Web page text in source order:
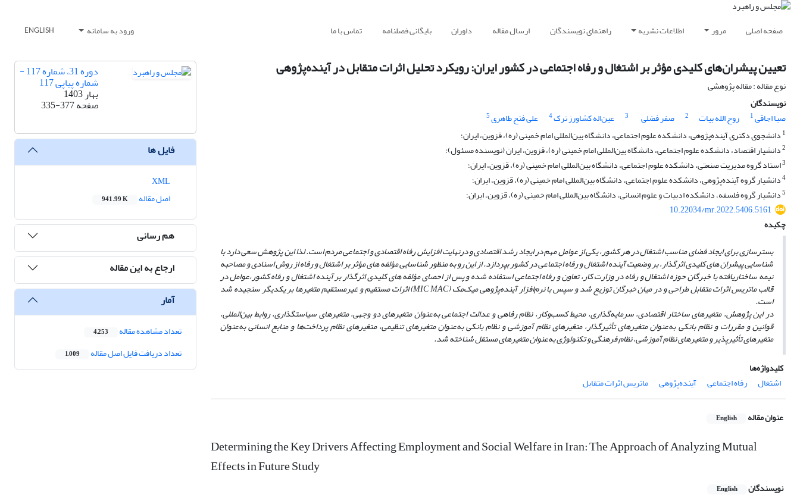
صفحه اصلی مرور اطلاعات نشریه راهنمای نویسندگان ارسال مقاله داوران بایگانی فصلنامه تماس با ما ورود به سامانه ENGLISH
تعیین پیشران‌های کلیدی مؤثر بر اشتغال و رفاه اجتماعی در کشور ایران: رویکرد تحلیل اثرات متقابل در آینده‌پژوهی
نوع مقاله : مقاله پژوهشی
نویسندگان
صبا اجاقی1 روح الله بیات 2 صفر فضلی 3 عین‌اله کشاورز ترک4 علی فتح طاهری5
1 دانشجوی دکتری آینده‌پژوهی، دانشکده علوم اجتماعی، دانشگاه بین‌المللی امام خمینی (ره)، قزوین، ایران؛
2دانشیار اقتصاد، دانشکده علوم اجتماعی، دانشگاه بین‌المللی امام خمینی (ره)، قزوین، ایران (نویسنده مسئول)؛
3استاد گروه مدیریت صنعتی، دانشکده علوم اجتماعی، دانشگاه بین‌المللی امام خمینی (ره)، قزوین، ایران؛
4دانشیار گروه آینده‌پژوهی، دانشکده علوم اجتماعی، دانشگاه بین‌المللی امام خمینی (ره)، قزوین، ایران؛
5دانشیار گروه فلسفه، دانشکده ادبیات و علوم انسانی، دانشگاه بین‌المللی امام خمینی (ره)، قزوین، ایران؛
10.22034/mr.2022.5406.5161
چکیده
بسترسازی برای ایجاد فضای مناسب اشتغال در هر کشور، یکی از عوامل مهم در ایجاد رشد اقتصادی و درنهایت افزایش رفاه اقتصادی و اجتماعی مردم است. لذا این پژوهش سعی دارد با
شناسایی پیشران های کلیدی اثرگذار، بر وضعیت آینده اشتغال و رفاه اجتماعی در کشور بپردازد. از این رو به منظور شناسایی مؤلفه های مؤثر بر اشتغال و رفاه از روش اسنادی و مصاحبه
نیمه ساختاریافته با خبرگان حوزه اشتغال و رفاه در وزارت کار، تعاون و رفاه اجتماعی استفاده شده و پس از احصای مؤلفه های کلیدی اثرگذار بر آینده اشتغال و رفاه کشور،عوامل در
قالب ماتریس اثرات متقابل طراحی و در میان خبرگان توزیع شد و سپس با نرم ‌افزار آینده‌پژوهی میک‌مک (MIC MAC) اثرات مستقیم و غیرمستقیم متغیرها بر یکدیگر سنجیده شد
است.
در این پژوهش، متغیرهای ساختار اقتصادی، سرمایه‌گذاری، محیط کسب‌و‌کار، نظام رفاهی و عدالت اجتماعی به‌عنوان متغیرهای دو وجهی، متغیرهای سیاستگذاری، روابط بین‌المللی،
قوانین و مقررات و نظام بانکی به‌عنوان متغیرهای تأثیرگذار، متغیرهای نظام آموزشی و نظام بانکی به‌عنوان متغیرهای تنظیمی، متغیرهای نظام پرداخت‌ها و منابع انسانی به‌عنوان
متغیرهای تأثیرپذیر و متغیرهای نظام آموزشی، نظام فرهنگی و تکنولوژی به‌عنوان متغیرهای مستقل شناخته شد.
کلیدواژه‌ها
اشتغال
رفاه اجتماعی آینده‌پژوهی ماتریس اثرات متقابل
عنوان مقاله English
Determining the Key Drivers Affecting Employment and Social Welfare in Iran: The Approach of Analyzing Mutual
Effects in Future Study
نویسندگان English
دوره 31، شماره 117 -
شماره پیاپی 117
بهار 1403
صفحه335-377
فایل ها
اصل مقاله
941.99 K
هم رسانی
ارجاع به این مقاله
آمار
تعداد مشاهده مقاله 4,253
تعداد دریافت فایل اصل مقاله 1,009